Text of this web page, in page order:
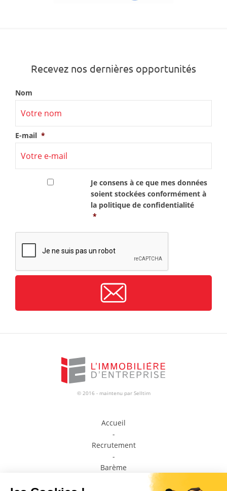
Recevez nos dernières opportunités
Nom
E-mail *
Je consens à ce que mes données
soient stockées conformément à
la politique de confidentialité
*
© 2016 - maintenu par Selltim
Accueil
-
Recrutement
-
Barème